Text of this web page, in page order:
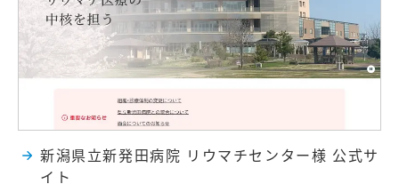
新潟県立新発田病院 リウマチセンター様 公式サ
イト